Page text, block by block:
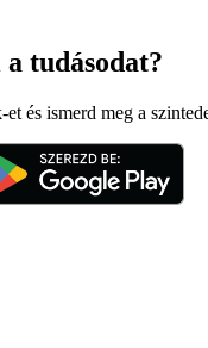
tudásodat?
és ismerd meg a